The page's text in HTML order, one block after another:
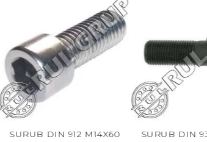
912 M14X60
SURUB DIN 931 M14X60